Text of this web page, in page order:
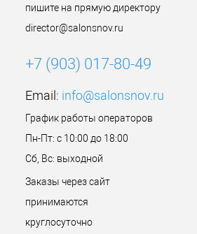
пишите на прямую директору
director@salonsnov.ru
+7 (903) 017-80-49
Email: info@salonsnov.ru
График работы операторов
Пн-Пт: с 10:00 до 18:00
Сб, Вс: выходной
Заказы через сайт
принимаются
круглосуточно